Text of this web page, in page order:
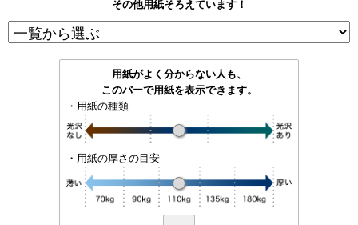
その他用紙そろえています！
用紙がよく分からない人も、
このバーで用紙を表示できます。
・用紙の種類
・用紙の厚さの目安